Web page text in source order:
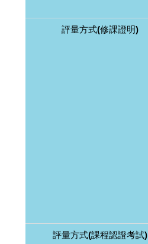
評量方式(修課證明)
評量方式(課程認證考試)